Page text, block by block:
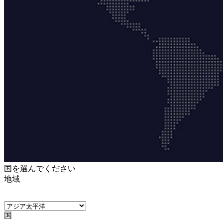
国を選んでください
地域
国